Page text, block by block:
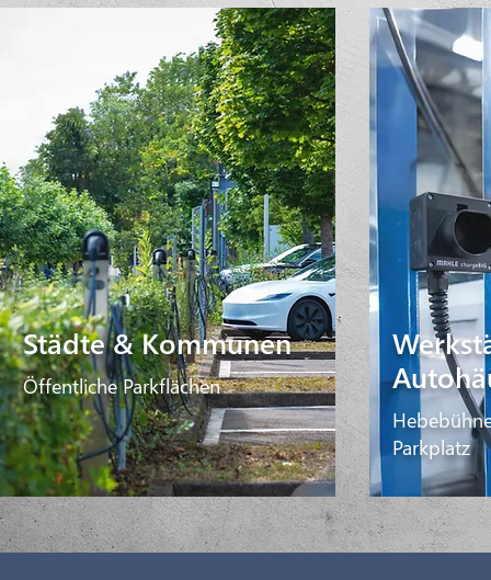
Städte & Kommunen
Öffentliche Parkflächen
Parkplatz